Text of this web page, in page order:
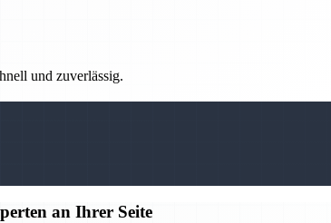
und zuverlässig.
an Ihrer Seite